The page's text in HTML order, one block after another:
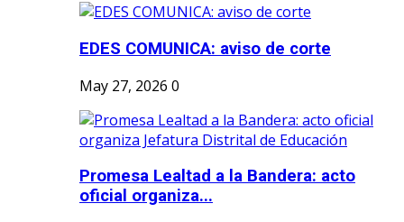
EDES COMUNICA: aviso de corte
May 27, 2026 0
Promesa Lealtad a la Bandera: acto
oficial organiza...